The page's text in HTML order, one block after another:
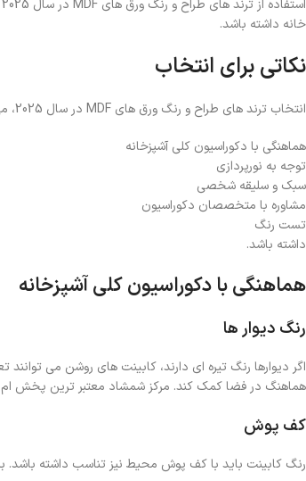
خانه داشته باشد.
نکاتی برای انتخاب
انتخاب ترند های طراح و رنگ ورق های MDF در سال 2025، می تواند تأثیر زیادی را بر روی ظاهر و احساس کلی آشپزخانه شما، مانند:
هماهنگی با دکوراسیون کلی آشپزخانه
توجه به نورپردازی
سبک و سلیقه شخصی
مشاوره با متخصصان دکوراسیون
تست رنگ
داشته باشد.
هماهنگی با دکوراسیون کلی آشپزخانه
رنگ دیوار ها
اگر دیوارها رنگ تیره ای دارند، کابینت های روشن می
هماهنگ در فضا کمک کند. مرکز شمشاد معتبر ترین پخش
کف پوش
رنگ کابینت باید با کف پوش محیط نیز تناسب داشته باشد.